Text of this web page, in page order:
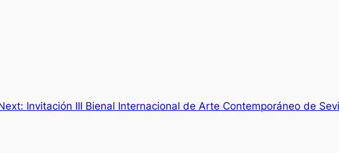
Invitación III Bienal Internacional de Arte Contemporáneo de